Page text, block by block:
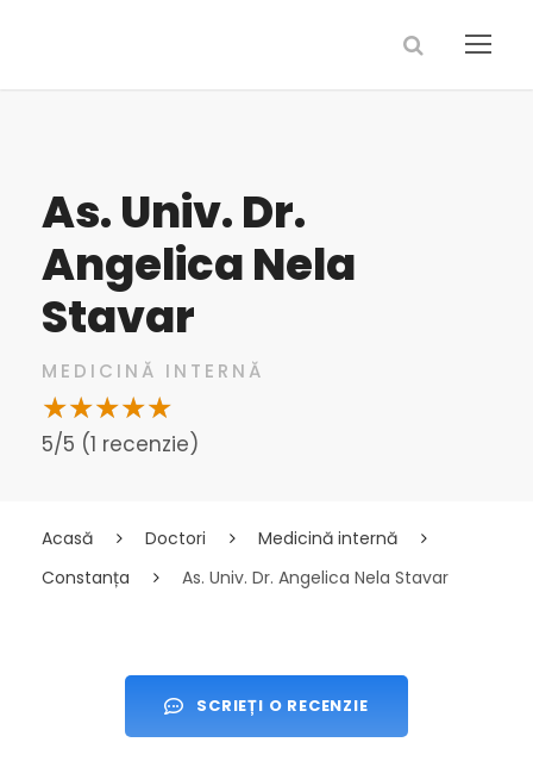
As. Univ. Dr.
Angelica Nela
Stavar
MEDICINĂ INTERNĂ
5/5 (1 recenzie)
Acasă Doctori
Medicină internă
Constanța
As. Univ. Dr. Angelica Nela Stavar
SCRIEȚI O RECENZIE